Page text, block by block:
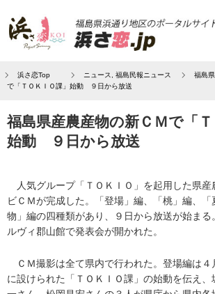
浜さ恋Top ニュース 福島民報ニュース
福島
で「ＴＯＫＩＯ課」始動 ９日から放送
福島県産農産物の新ＣＭで「Ｔ
始動 ９日から放送
人気グループ「ＴＯＫＩＯ」を起用した県産
ビＣＭが完成した。「登場」編、「桃」編、
物」編の四種類があり、９日から放送が始ま
ルヴィ郡山館で発表会が開かれた。
ＣＭ撮影は全て県内で行われた。登場編は４
に設けられた「ＴＯＫＩＯ課」の始動を伝え、